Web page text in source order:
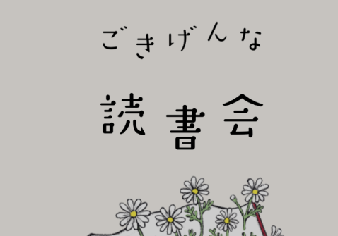
ごき